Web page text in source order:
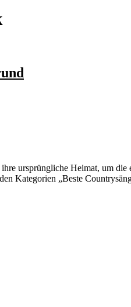
ursprüngliche Heimat, um die
Kategorien „Beste